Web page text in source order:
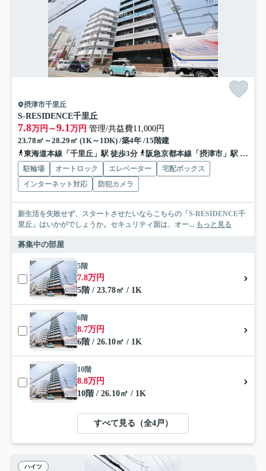
摂津市千里丘
S-RESIDENCE千里丘
7.8万円～9.1万円 管理/共益費11,000円
23.78㎡～28.29㎡ (1K～1DK) /築4年 /15階建
東海道本線「千里丘」駅 徒歩3分
阪急京都本線「摂津市」駅 徒歩14分
駐輪場 オートロック エレベーター
宅配ボックス
インターネット対応
防犯カメラ
新生活を失敗せず、スタートさせたいならこちらの「S-RESIDENCE千
里丘」はいかがでしょうか。セキュリティ面は、オー... もっと見る
募集中の部屋
5階
7.8万円
5階 / 23.78㎡ / 1K
6階
8.7万円
6階 / 26.10㎡ / 1K
10階
8.8万円
10階 / 26.10㎡ / 1K
すべて見る（全4戸）
ハイツ